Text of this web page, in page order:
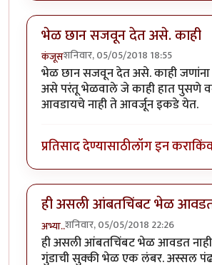
भेळ छान सजवून देत असे. काही
कंजूसशनिवार, 05/05/2018 18:55
भेळ छान सजवून देत असे. काही
असे परंतू भेळवाले जे काही हात पुसणे
आवडायचे नाही ते आवर्जून इकडे येत.
प्रतिसाद देण्यासाठीलॉग इन करा
ही असली आंबतचिंबट भेळ
अभ्या..शनिवार, 05/05/2018 22:26
ही असली आंबतचिंबट भेळ आवडत नाही
गुंडाची सुक्की भेळ एक लंबर. अस्सल